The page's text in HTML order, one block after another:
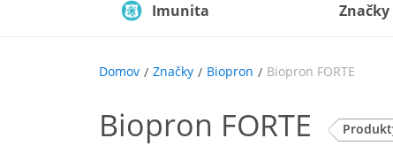
Imunita Značky
Domov Značky Biopron Biopron FORTE
Biopron FORTE